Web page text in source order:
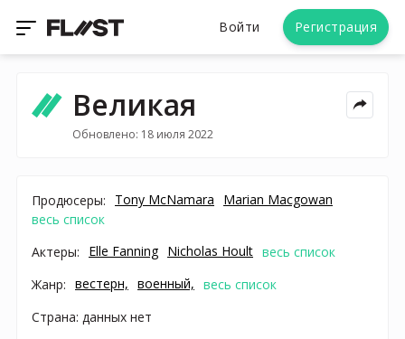
Войти Регистрация
Великая
Обновлено: 18 июля 2022
Продюсеры: Tony McNamara
Marian Macgowan
весь список
Актеры:
Elle Fanning Nicholas Hoult весь список
Жанр: вестерн, военный, весь список
Страна: данных нет